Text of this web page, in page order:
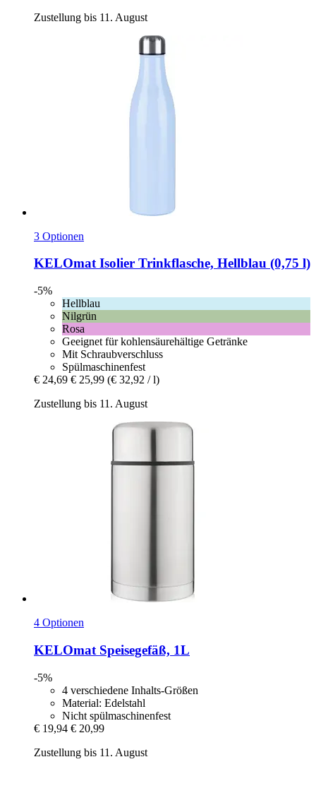
Zustellung bis 11. August
3 Optionen
KELOmatIsolier Trinkflasche, Hellblau (0,75 l)
-5%
Hellblau
Nilgrün
Rosa
Geeignet für kohlensäurehältige Getränke
Mit Schraubverschluss
Spülmaschinenfest
€ 24,69 € 25,99 (€ 32,92 / l)
Zustellung bis 11. August
4 Optionen
KELOmat Speisegefäß, 1L
-5%
4 verschiedene Inhalts-Größen
Material: Edelstahl
Nicht spülmaschinenfest
€ 19,94 € 20,99
Zustellung bis 11. August